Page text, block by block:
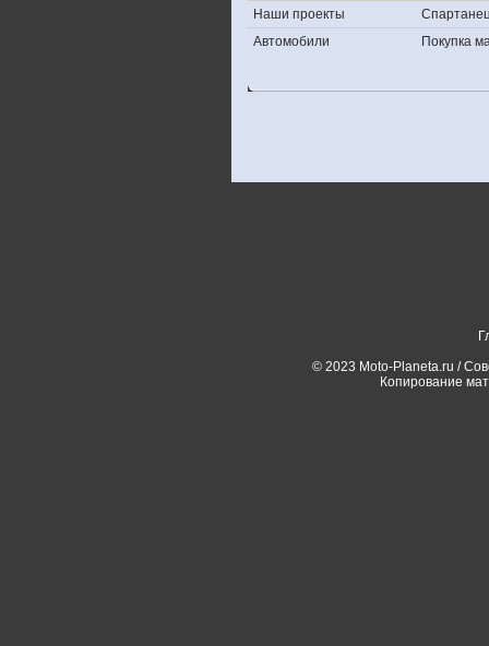
Наши проекты
Автомобили
Покупка
© 2023 Moto-Planeta.ru /
Копирование